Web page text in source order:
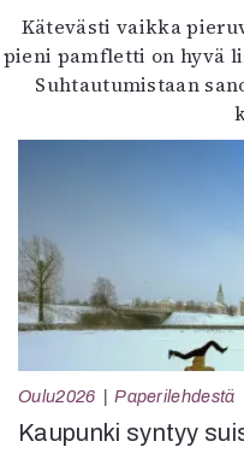
Kätevästi vaikka
pieni pamfletti on hyvä
Suhtautumistaan
Oulu2026 Paperilehdestä
Kaupunki syntyy